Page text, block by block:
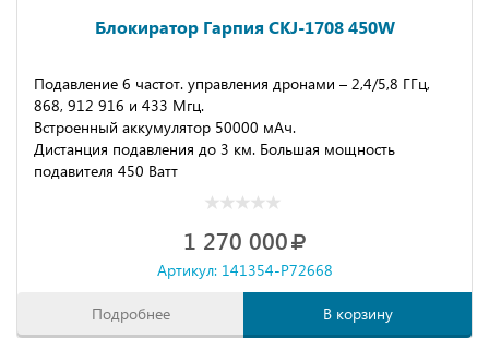
Блокиратор Гарпия CKJ-1708 450W
Подавление 6 частот. управления дронами – 2,4/5,8 ГГц,
868, 912 916 и 433 Мгц.
Встроенный аккумулятор 50000 мАч.
Дистанция подавления до 3 км. Большая мощность
подавителя 450 Ватт
1 270 000
Артикул: 141354-P72668
Подробнее В корзину